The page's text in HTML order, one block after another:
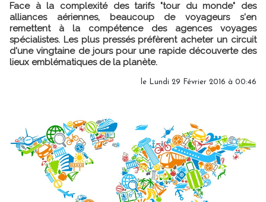
Face à la complexité des tarifs "tour du monde" des
alliances aériennes, beaucoup de voyageurs s'en
remettent à la compétence des agences voyages
spécialistes. Les plus pressés préfèrent acheter un circuit
d'une vingtaine de jours pour une rapide découverte des
lieux emblématiques de la planète.
le Lundi 29 Février 2016 à 00:46